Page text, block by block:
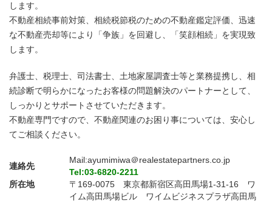
します。
不動産相続事前対策、相続税節税のための不動産鑑定評価、迅速
な不動産売却等により「争族」を回避し、「笑顔相続」を実現致
します。
弁護士、税理士、司法書士、土地家屋調査士等と業務提携し、相
続診断で明らかになったお客様の問題解決のパートナーとして、
しっかりとサポートさせていただきます。
不動産専門ですので、不動産関連のお困り事については、安心し
てご相談ください。
連絡先
Mail:ayumimiwa＠realestatepartners.co.jp
Tel:03-6820-2211
所在地
〒169-0075 東京都新宿区高田馬場1-31-16 ワ
イム高田馬場ビル ワイムビジネスプラザ高田馬